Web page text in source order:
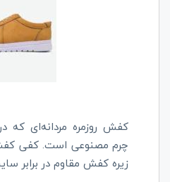
کفش روزمره مردانه‌ای
چرم مصنوعی است. کفی
زیره کفش مقاوم در برابر